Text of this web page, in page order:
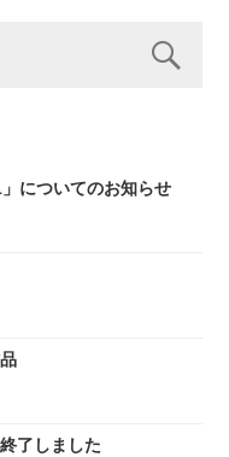
についてのお知らせ
了しました